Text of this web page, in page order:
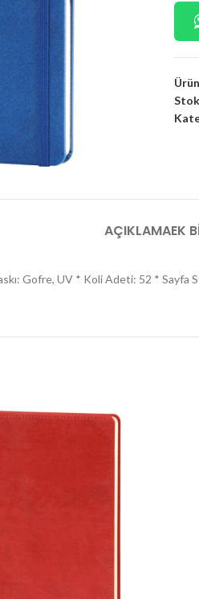
AÇIKLAMAEK
Gofre, UV * Koli Adeti: 52 * Sayfa